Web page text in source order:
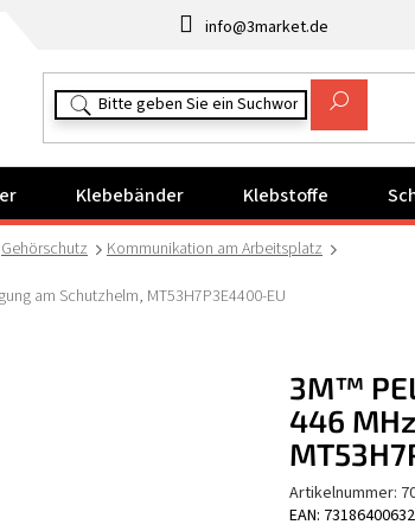
info@3market.de
Klebebänder Klebstoffe
Gehörschutz
Kommunikation am Arbeitsplatz
am Schutzhelm, MT53H7P3E4400-EU
3M™
446
Artikelnummer:
EAN: